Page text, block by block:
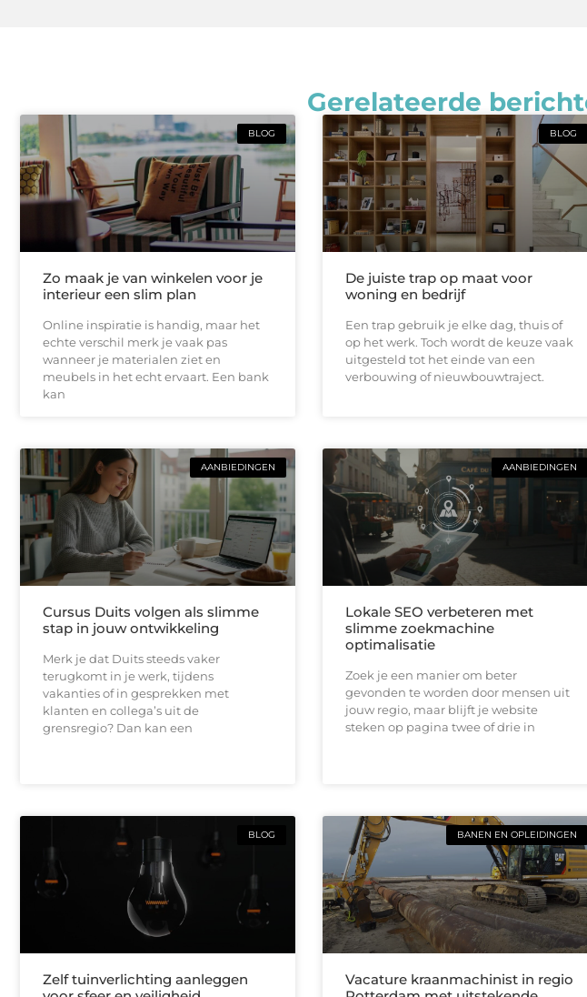
Gerelateerde
BLOG
Zo maak je van winkelen voor je
interieur een slim plan
Online inspiratie is handig, maar het
echte verschil merk je vaak pas
wanneer je materialen ziet en
meubels in het echt ervaart. Een bank
kan
BLOG
De juiste trap op maat voor
woning en bedrijf
Een trap gebruik je elke dag, thuis of
op het werk. Toch wordt de keuze vaak
uitgesteld tot het einde van een
verbouwing of nieuwbouwtraject.
AANBIEDINGEN
Cursus Duits volgen als slimme
stap in jouw ontwikkeling
Merk je dat Duits steeds vaker
terugkomt in je werk, tijdens
vakanties of in gesprekken met
klanten en collega’s uit de
grensregio? Dan kan een
AANBIEDINGEN
Lokale SEO verbeteren met
slimme zoekmachine
optimalisatie
Zoek je een manier om beter
gevonden te worden door mensen uit
jouw regio, maar blijft je website
steken op pagina twee of drie in
BLOG
Zelf tuinverlichting aanleggen
BANEN EN OPLEIDINGEN
Vacature kraanmachinist in regio